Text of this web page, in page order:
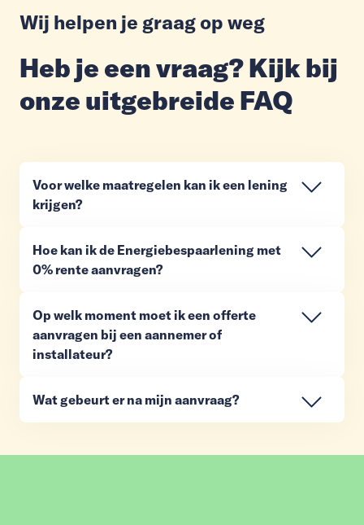
Wij helpen je graag op weg
Heb je een vraag? Kijk bij
onze uitgebreide FAQ
Voor welke maatregelen kan ik een lening
krijgen?
Hoe kan ik de Energiebespaarlening met
0% rente aanvragen?
Op welk moment moet ik een offerte
aanvragen bij een aannemer of
installateur?
Wat gebeurt er na mijn aanvraag?